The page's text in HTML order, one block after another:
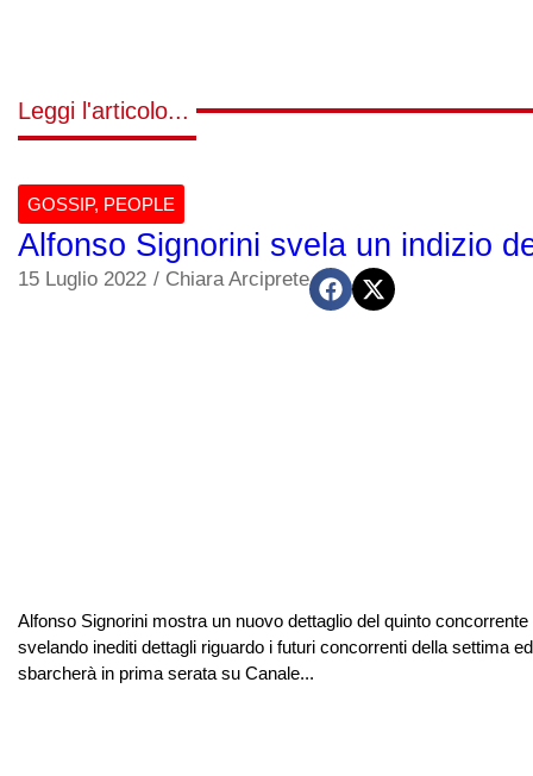
Leggi l'articolo...
GOSSIP, PEOPLE
Alfonso Signorini svela un indizio
15 Luglio 2022 / Chiara Arciprete
Alfonso Signorini mostra un nuovo dettaglio del quinto
svelando inediti dettagli riguardo i futuri concorrenti della settima
sbarcherà in prima serata su Canale...